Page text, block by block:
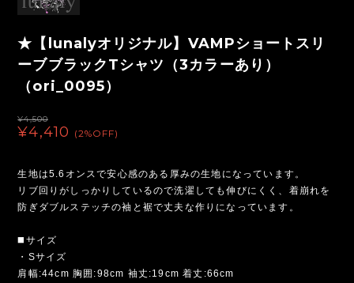
★【lunalyオリジナル】VAMPショートスリ
ーブブラックTシャツ（3カラーあり）
（ori_0095）
¥4,500
¥4,410 (2%OFF)
生地は5.6オンスで安心感のある厚みの生地になっています。
リブ回りがしっかりしているので洗濯しても伸びにくく、着崩れを
防ぎダブルステッチの袖と裾で丈夫な作りになっています。
◼️サイズ
・Sサイズ
肩幅:44cm 胸囲:98cm 袖丈:19cm 着丈:66cm